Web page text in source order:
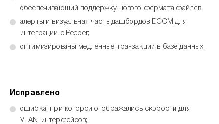
обеспечивающий поддержку нового формата файлов;
алерты и визуальная часть дашбордов ECCM для
интеграции с Peeper;
оптимизированы медленные транзакции в базе данных.
Исправлено
ошибка, при которой отображались скорости для
VLAN-интерфейсов;